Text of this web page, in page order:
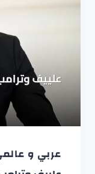
عربي و